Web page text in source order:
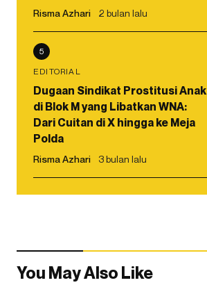
Risma Azhari 2 bulan lalu
5
EDITORIAL
Dugaan Sindikat Prostitusi Anak
di Blok M yang Libatkan WNA:
Dari Cuitan di X hingga ke Meja
Polda
Risma Azhari 3 bulan lalu
You May Also Like